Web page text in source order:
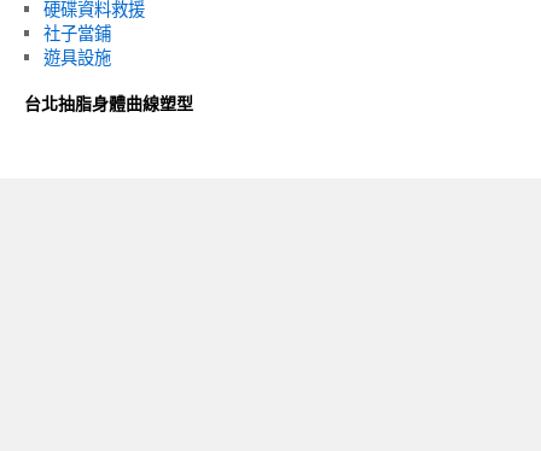
硬碟資料救援
社子當鋪
遊具設施
台北抽脂身體曲線塑型